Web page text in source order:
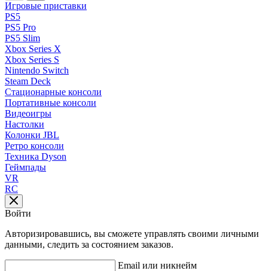
Игровые приставки
PS5
PS5 Pro
PS5 Slim
Xbox Series X
Xbox Series S
Nintendo Switch
Steam Deck
Стационарные консоли
Портативные консоли
Видеоигры
Настолки
Колонки JBL
Ретро консоли
Техника Dyson
Геймпады
VR
RC
Войти
Авторизировавшись, вы сможете управлять своими личными
данными, следить за состоянием заказов.
Email или никнейм